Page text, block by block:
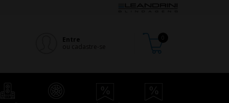
Entre
ou cadastre-se